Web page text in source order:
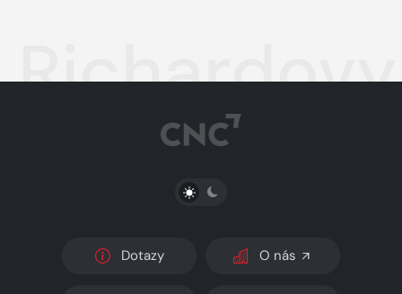
PŘEPNOUT SVĚTLÝ/TMAVÝ REŽIM
Dotazy O nás